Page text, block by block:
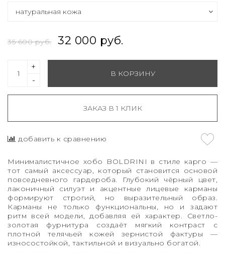
35 600 руб. 32 000 руб.
-
+
В КОРЗИНУ
ЗАКАЗ В 1 КЛИК
добавить к сравнению
Минималистичное хобо BOLDRINI в стиле карго —
тот самый аксессуар, который становится основой
повседневного гардероба. Глубокий чёрный цвет,
лаконичный силуэт и акцентные лицевые карманы
формируют строгий, но выразительный образ.
Карманы не только функциональны, но и задают
ритм всей модели, добавляя ей характер. Светло-
золотая фурнитура создаёт мягкий контраст с
плотной телячьей кожей зернистой фактуры —
износостойкой, тактильной и визуально богатой.